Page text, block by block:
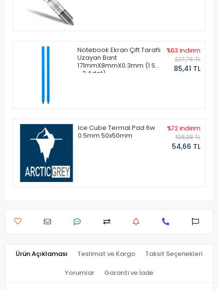
Notebook Ekran Çift Taraflı
Uzayan Bant
171mmX8mmX0.3mm (1 Set
- 2 Adet)
%63 indirim
227,76 TL
85,41 TL
Ice Cube Termal Pad 6w
0.5mm 50x50mm
%72 indirim
198,38 TL
54,66 TL
Ürün Açıklaması Teslimat ve Kargo Taksit Seçenekleri
Yorumlar Garanti ve İade